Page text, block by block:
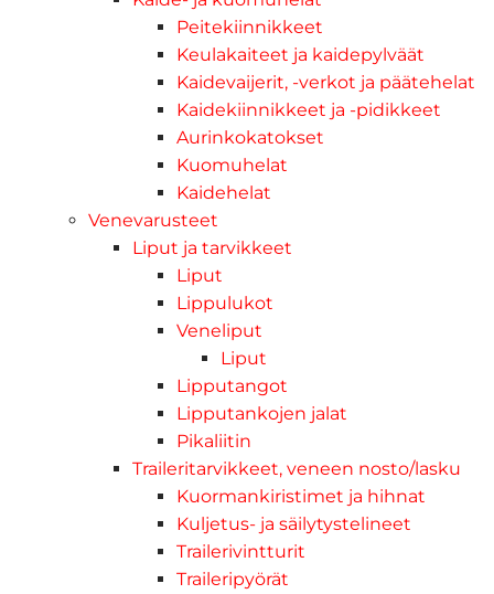
Peitekiinnikkeet
Keulakaiteet ja kaidepylväät
Kaidevaijerit, -verkot ja päätehelat
Kaidekiinnikkeet ja -pidikkeet
Aurinkokatokset
Kuomuhelat
Kaidehelat
Venevarusteet
Liput ja tarvikkeet
Liput
Lippulukot
Veneliput
Liput
Lipputangot
Lipputankojen jalat
Pikaliitin
Traileritarvikkeet, veneen nosto/lasku
Kuormankiristimet ja hihnat
Kuljetus- ja säilytystelineet
Trailerivintturit
Traileripyörät